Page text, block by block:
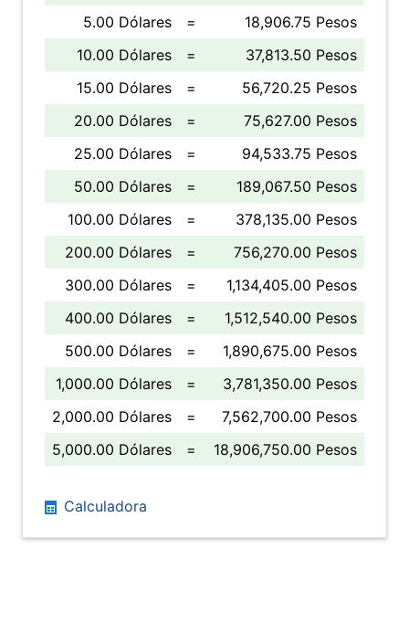
5.00 Dólares
=
18,906.75 Pesos
10.00 Dólares
=
37,813.50 Pesos
15.00 Dólares
=
56,720.25 Pesos
20.00 Dólares
=
75,627.00 Pesos
25.00 Dólares
=
94,533.75 Pesos
50.00 Dólares
=
189,067.50 Pesos
100.00 Dólares
=
378,135.00 Pesos
200.00 Dólares
=
756,270.00 Pesos
300.00 Dólares
=
1,134,405.00 Pesos
400.00 Dólares
=
1,512,540.00 Pesos
500.00 Dólares
=
1,890,675.00 Pesos
1,000.00 Dólares
=
3,781,350.00 Pesos
2,000.00 Dólares
=
7,562,700.00 Pesos
5,000.00 Dólares
= 18,906,750.00 Pesos
Calculadora